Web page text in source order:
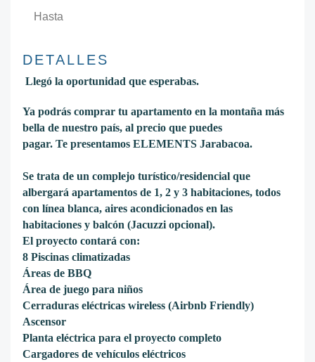
Hasta
DETALLES
Llegó la oportunidad que esperabas.
Ya podrás comprar tu apartamento en la montaña más
bella de nuestro país, al precio que puedes
pagar. Te presentamos ELEMENTS Jarabacoa.
Se trata de un complejo turístico/residencial que
albergará apartamentos de 1, 2 y 3 habitaciones, todos
con línea blanca, aires acondicionados en las
habitaciones y balcón (Jacuzzi opcional).
El proyecto contará con:
8 Piscinas climatizadas
Áreas de BBQ
Área de juego para niños
Cerraduras eléctricas wireless (Airbnb Friendly)
Ascensor
Planta eléctrica para el proyecto completo
Cargadores de vehículos eléctricos